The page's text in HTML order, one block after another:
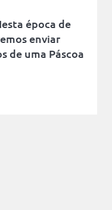
época de
enviar
de uma Páscoa